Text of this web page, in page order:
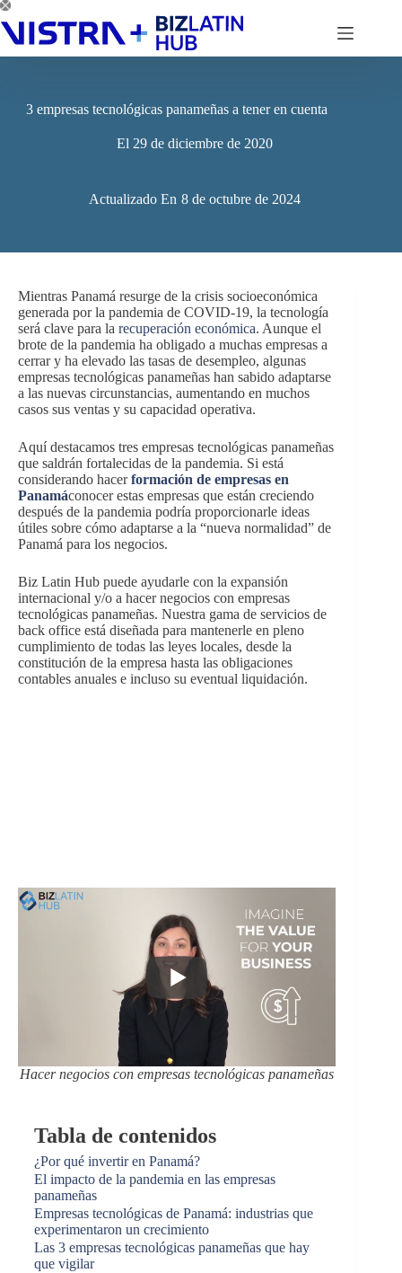
Saltar
al
contenido
3 empresas tecnológicas panameñas a tener en cuenta
El 29 de diciembre de 2020
Actualizado En 8 de octubre de 2024
Mientras Panamá resurge de la crisis socioeconómica
generada por la pandemia de COVID-19, la tecnología
será clave para la recuperación económica. Aunque el
brote de la pandemia ha obligado a muchas empresas a
cerrar y ha elevado las tasas de desempleo, algunas
empresas tecnológicas panameñas han sabido adaptarse
a las nuevas circunstancias, aumentando en muchos
casos sus ventas y su capacidad operativa.
Aquí destacamos tres empresas tecnológicas panameñas
que saldrán fortalecidas de la pandemia. Si está
considerando hacerformación de empresas en
Panamáconocer estas empresas que están creciendo
después de la pandemia podría proporcionarle ideas
útiles sobre cómo adaptarse a la “nueva normalidad” de
Panamá para los negocios.
Biz Latin Hub puede ayudarle con la expansión
internacional y/o a hacer negocios con empresas
tecnológicas panameñas. Nuestra gama de servicios de
back office está diseñada para mantenerle en pleno
cumplimiento de todas las leyes locales, desde la
constitución de la empresa hasta las obligaciones
contables anuales e incluso su eventual liquidación.
Hacer negocios con empresas tecnológicas panameñas
Tabla de contenidos
¿Por qué invertir en Panamá?
El impacto de la pandemia en las empresas
panameñas
Empresas tecnológicas de Panamá: industrias que
experimentaron un crecimiento
Las 3 empresas tecnológicas panameñas que hay
que vigilar